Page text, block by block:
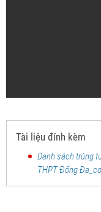
Tài liệu đính kèm
Danh sách trúng
THPT Đống